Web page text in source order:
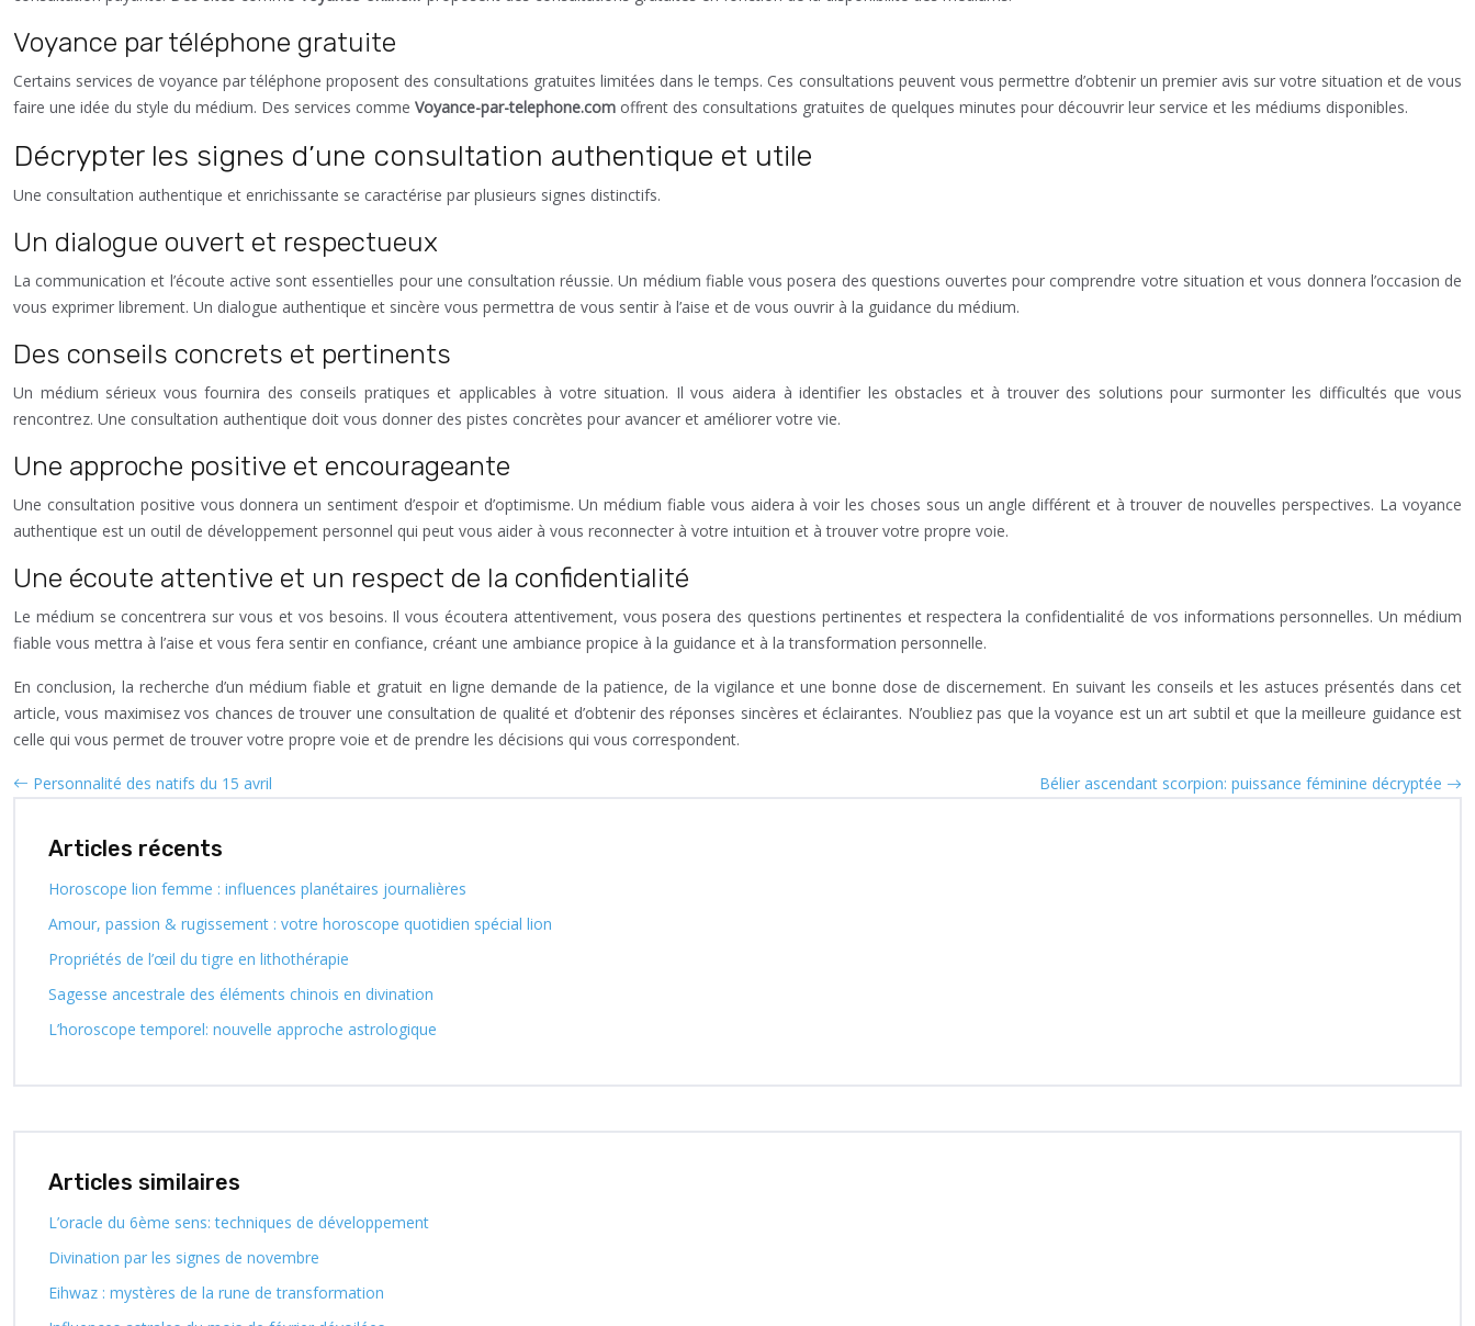
Voyance par téléphone gratuite
Certains services de voyance par téléphone proposent des consultations gratuites limitées dans le temps. Ces consultations peuvent vous permettre d’obtenir un premier avis sur votre situation et de vous
faire une idée du style du médium. Des services comme Voyance-par-telephone.com offrent des consultations gratuites de quelques minutes pour découvrir leur service et les médiums disponibles.
Décrypter les signes d’une consultation authentique et utile
Une consultation authentique et enrichissante se caractérise par plusieurs signes distinctifs.
Un dialogue ouvert et respectueux
La communication et l’écoute active sont essentielles pour une consultation réussie. Un médium fiable vous posera des questions ouvertes pour comprendre votre situation et vous donnera l’occasion de
vous exprimer librement. Un dialogue authentique et sincère vous permettra de vous sentir à l’aise et de vous ouvrir à la guidance du médium.
Des conseils concrets et pertinents
Un médium sérieux vous fournira des conseils pratiques et applicables à votre situation. Il vous aidera à identifier les obstacles et à trouver des solutions pour surmonter les difficultés que vous
rencontrez. Une consultation authentique doit vous donner des pistes concrètes pour avancer et améliorer votre vie.
Une approche positive et encourageante
Une consultation positive vous donnera un sentiment d’espoir et d’optimisme. Un médium fiable vous aidera à voir les choses sous un angle différent et à trouver de nouvelles perspectives. La voyance
authentique est un outil de développement personnel qui peut vous aider à vous reconnecter à votre intuition et à trouver votre propre voie.
Une écoute attentive et un respect de la confidentialité
Le médium se concentrera sur vous et vos besoins. Il vous écoutera attentivement, vous posera des questions pertinentes et respectera la confidentialité de vos informations personnelles. Un médium
fiable vous mettra à l’aise et vous fera sentir en confiance, créant une ambiance propice à la guidance et à la transformation personnelle.
En conclusion, la recherche d’un médium fiable et gratuit en ligne demande de la patience, de la vigilance et une bonne dose de discernement. En suivant les conseils et les astuces présentés dans cet
article, vous maximisez vos chances de trouver une consultation de qualité et d’obtenir des réponses sincères et éclairantes. N’oubliez pas que la voyance est un art subtil et que la meilleure guidance est
celle qui vous permet de trouver votre propre voie et de prendre les décisions qui vous correspondent.
Personnalité des natifs du 15 avril Bélier ascendant scorpion: puissance féminine décryptée
Articles récents
Horoscope lion femme : influences planétaires journalières
Amour, passion & rugissement : votre horoscope quotidien spécial lion
Propriétés de l’œil du tigre en lithothérapie
Sagesse ancestrale des éléments chinois en divination
L’horoscope temporel: nouvelle approche astrologique
Articles similaires
L’oracle du 6ème sens: techniques de développement
Divination par les signes de novembre
Eihwaz : mystères de la rune de transformation